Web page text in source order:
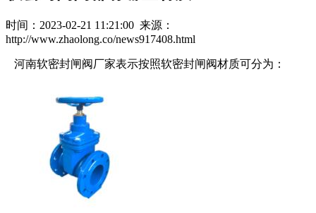
时间：2023-02-21 11:21:00 来源：
http://www.zhaolong.co/news917408.html
河南软密封闸阀厂家表示按照软密封闸阀材质可分为：